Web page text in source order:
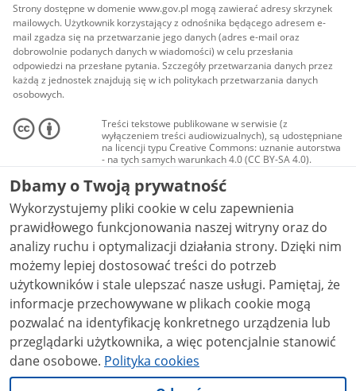
Strony dostępne w domenie www.gov.pl mogą zawierać adresy skrzynek
mailowych. Użytkownik korzystający z odnośnika będącego adresem e-
mail zgadza się na przetwarzanie jego danych (adres e-mail oraz
dobrowolnie podanych danych w wiadomości) w celu przesłania
odpowiedzi na przesłane pytania. Szczegóły przetwarzania danych przez
każdą z jednostek znajdują się w ich politykach przetwarzania danych
osobowych.
Treści tekstowe publikowane w serwisie (z
wyłączeniem treści audiowizualnych), są udostępniane
na licencji typu Creative Commons: uznanie autorstwa
- na tych samych warunkach 4.0 (CC BY-SA 4.0).
Materiały audiowizualne, w tym zdjęcia, materiały
audio i wideo, są udostępniane na licencji typu
Creative Commons: uznanie autorstwa użycie
niekomercyjne - bez utworów zależnych 4.0 (CC BY-
NC-ND 4.0), o ile nie jest to stwierdzone inaczej.
Dbamy o Twoją prywatność
Wykorzystujemy pliki cookie w celu zapewnienia
prawidłowego funkcjonowania naszej witryny oraz do
analizy ruchu i optymalizacji działania strony. Dzięki nim
możemy lepiej dostosować treści do potrzeb
użytkowników i stale ulepszać nasze usługi. Pamiętaj, że
informacje przechowywane w plikach cookie mogą
pozwalać na identyfikację konkretnego urządzenia lub
przeglądarki użytkownika, a więc potencjalnie stanowić
dane osobowe. Polityka cookies